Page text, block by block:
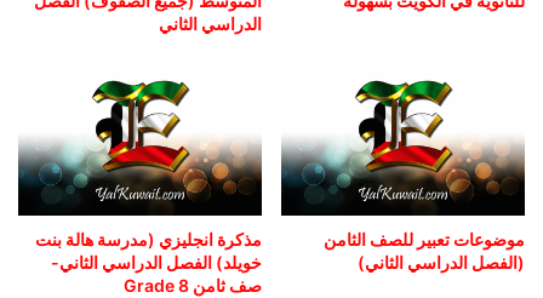
الدراسي الثاني
موضوعات تعبير للصف الثامن
(الفصل الدراسي الثاني)
مذكرة انجليزي (مدرسة هالة بنت
خويلد) الفصل الدراسي الثاني-
صف ثامن Grade 8